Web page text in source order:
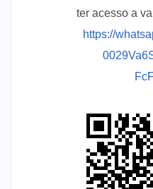
ter acesso a
https://